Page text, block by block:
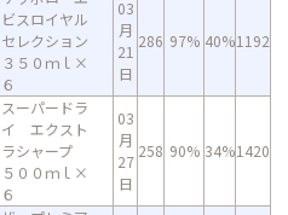
ビスロイヤル
セレクション
３５０ｍｌ×
６
03
月
21
日
286 97% 40%1192
スーパードラ
イ エクスト
ラシャープ
５００ｍｌ×
６
03
月
27
日
258 90% 34%1420